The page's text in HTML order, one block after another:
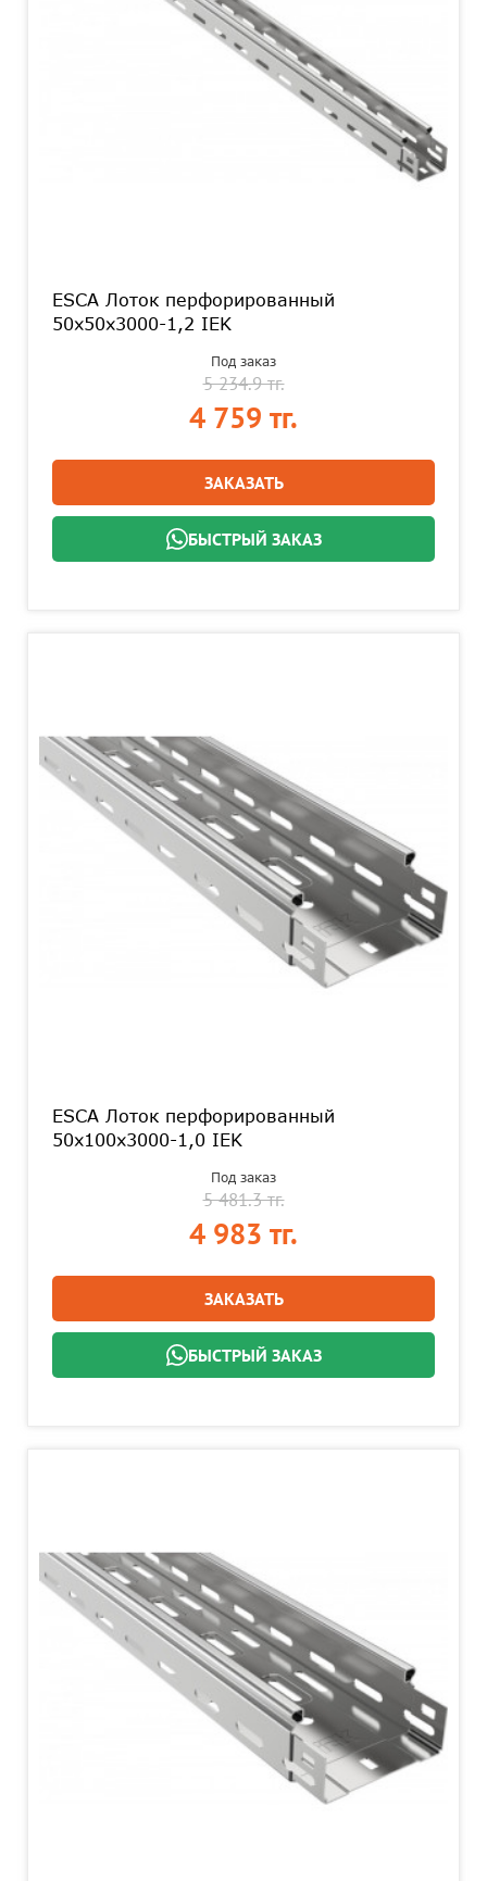
ESCA Лоток перфорированный
50х50х3000-1,2 IEK
Под заказ
5 234.9 тг.
4 759 тг.
ЗАКАЗАТЬ
БЫСТРЫЙ ЗАКАЗ
ESCA Лоток перфорированный
50х100х3000-1,0 IEK
Под заказ
5 481.3 тг.
4 983 тг.
ЗАКАЗАТЬ
БЫСТРЫЙ ЗАКАЗ